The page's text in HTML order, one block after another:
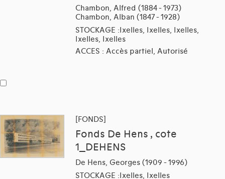
Chambon, Alfred (1884 - 1973)
Chambon, Alban (1847 - 1928)
STOCKAGE :Ixelles, Ixelles, Ixelles,
Ixelles, Ixelles
ACCES : Accès partiel, Autorisé
[FONDS]
Fonds De Hens , cote
1_DEHENS
De Hens, Georges (1909 - 1996)
STOCKAGE :Ixelles, Ixelles